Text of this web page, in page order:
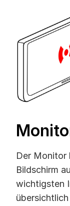
Der Monitor
Bildschirm
wichtigsten
übersichtlich